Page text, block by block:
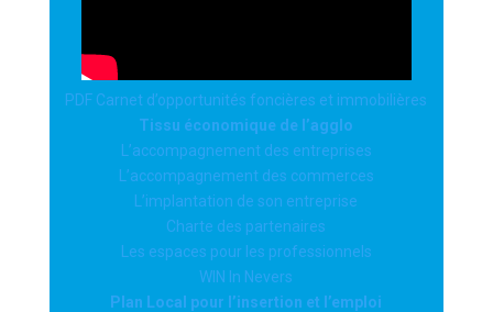
PDF Carnet d’opportunités foncières et immobilières
Tissu économique de l’agglo
L’accompagnement des entreprises
L’accompagnement des commerces
L’implantation de son entreprise
Charte des partenaires
Les espaces pour les professionnels
WIN In Nevers
Plan Local pour l’insertion et l’emploi